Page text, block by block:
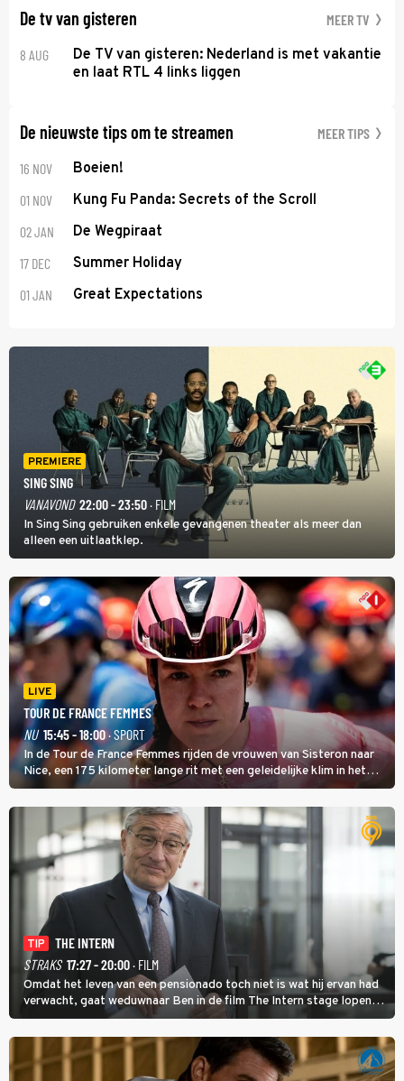
De tv van gisteren MEER TV
8 AUG
De TV van gisteren: Nederland is met vakantie
en laat RTL 4 links liggen
De nieuwste tips om te streamen MEER TIPS
16 NOV Boeien!
01 NOV Kung Fu Panda: Secrets of the Scroll
02 JAN De Wegpiraat
17 DEC Summer Holiday
01 JAN Great Expectations
PREMIERE
SING SING
VANAVOND 22:00 - 23:50· FILM
In Sing Sing gebruiken enkele gevangenen theater als meer dan
alleen een uitlaatklep.
LIVE
TOUR DE FRANCE FEMMES
NU 15:45 - 18:00· SPORT
In de Tour de France Femmes rijden de vrouwen van Sisteron naar
Nice, een 175 kilometer lange rit met een geleidelijke klim in het
midden. Dat is mogelijk niet de zwaarste hindernis, dat is de
temperatuur. Het kan in Nice namelijk bloedheet worden.
TIP
THE INTERN
STRAKS 17:27 - 20:00· FILM
Omdat het leven van een pensionado toch niet is wat hij ervan had
verwacht, gaat weduwnaar Ben in de film The Intern stage lopen
bij de hippe webwinkel van Jules, wat een gouden zet blijkt te zijn.